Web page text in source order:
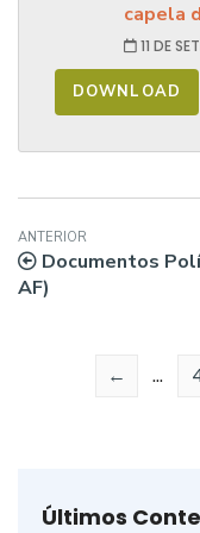
capela
11 DE
DOWNLOAD
ANTERIOR
Documentos
AF)
← ...
Últimos